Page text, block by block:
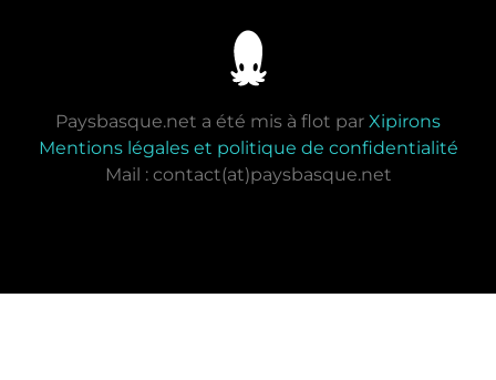
Paysbasque.net a été mis à flot par Xipirons
Mentions légales et politique de confidentialité
Mail : contact(at)paysbasque.net